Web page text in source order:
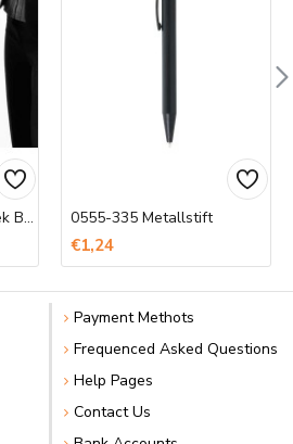
Pop-up Display Örümcek Banner Baskı 0555-335 Metallstift
€1,24
Payment Methots
Frequenced Asked Questions
Help Pages
Contact Us